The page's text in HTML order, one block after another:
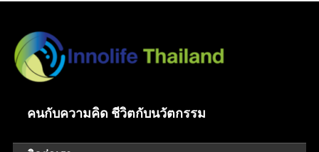
คนกับความคิด ชีวิตกับนวัตกรรม